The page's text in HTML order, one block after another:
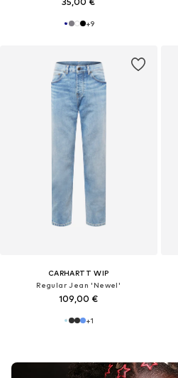
+9
CARHARTT WIP
Regular Jean 'Newel'
109,00 €
+1